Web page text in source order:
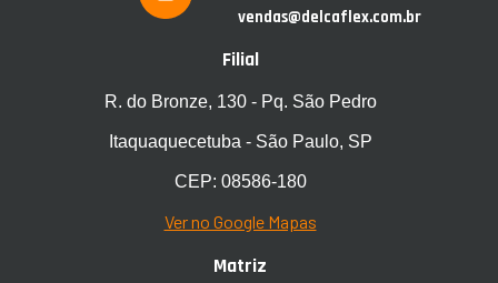
vendas@delcaflex.com.br
Filial
R. do Bronze, 130 - Pq. São Pedro
Itaquaquecetuba - São Paulo, SP
CEP: 08586-180
Ver no Google Mapas
Matriz